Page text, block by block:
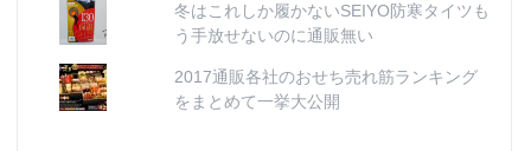
冬はこれしか履かないSEIYO防寒タイツも
う手放せないのに通販無い
2017通販各社のおせち売れ筋ランキング
をまとめて一挙大公開